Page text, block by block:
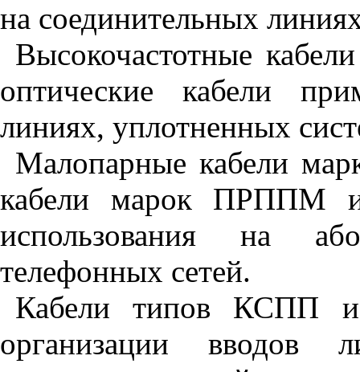
на соединительных
Высокочастотные
оптические кабели
линиях, уплотненных
Малопарные кабели
кабели марок ПРППМ
использования на
телефонных сетей.
Кабели типов КСПП
организации вводов